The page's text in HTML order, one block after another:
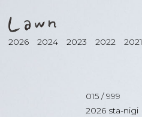
2026 2024 2023 2022 2021
015 /999
2026 sta-nigi